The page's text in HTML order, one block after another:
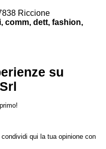
Riccione
comm, dett, fashion,
su
qui la tua opinione con